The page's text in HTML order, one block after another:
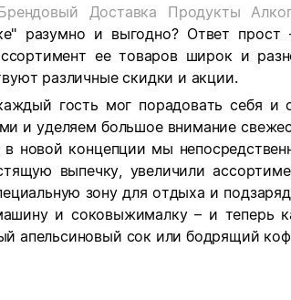
Доставка Продукты
разумно и выгодно? Ответ прост
ее товаров широк и
различные скидки и акции.
гость мог порадовать себя и
и уделяем большое внимание
новой концепции мы
выпечку, увеличили
зону для отдыха и
и соковыжималку – и теперь
апельсиновый сок или бодрящий